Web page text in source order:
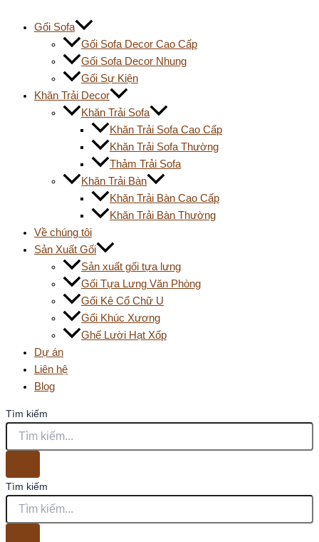
Gối Sofa
Gối Sofa Decor Cao Cấp
Gối Sofa Decor Nhung
Gối Sự Kiện
Khăn Trải Decor
Khăn Trải Sofa
Khăn Trải Sofa Cao Cấp
Khăn Trải Sofa Thường
Thảm Trải Sofa
Khăn Trải Bàn
Khăn Trải Bàn Cao Cấp
Khăn Trải Bàn Thường
Về chúng tôi
Sản Xuất Gối
Sản xuất gối tựa lưng
Gối Tựa Lưng Văn Phòng
Gối Kê Cổ Chữ U
Gối Khúc Xương
Ghế Lười Hạt Xốp
Dự án
Liên hệ
Blog
Tìm kiếm
Tìm kiếm